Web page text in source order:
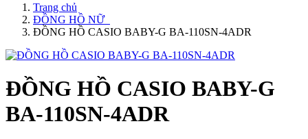
Trang chủ
ĐỒNG HỒ NỮ
ĐỒNG HỒ CASIO BABY-G BA-110SN-4ADR
ĐỒNG HỒ CASIO BABY-G
BA-110SN-4ADR